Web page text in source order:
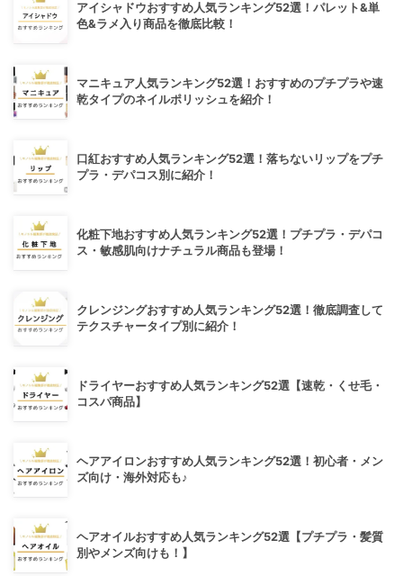
アイシャドウおすすめ人気ランキング52選！パレット&単
色&ラメ入り商品を徹底比較！
マニキュア人気ランキング52選！おすすめのプチプラや速
乾タイプのネイルポリッシュを紹介！
口紅おすすめ人気ランキング52選！落ちないリップをプチ
プラ・デパコス別に紹介！
化粧下地おすすめ人気ランキング52選！プチプラ・デパコ
ス・敏感肌向けナチュラル商品も登場！
クレンジングおすすめ人気ランキング52選！徹底調査して
テクスチャータイプ別に紹介！
ドライヤーおすすめ人気ランキング52選【速乾・くせ毛・
コスパ商品】
ヘアアイロンおすすめ人気ランキング52選！初心者・メン
ズ向け・海外対応も♪
ヘアオイルおすすめ人気ランキング52選【プチプラ・髪質
別やメンズ向けも！】